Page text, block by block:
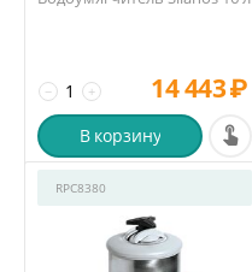
+
− 14 443₽
В корзину
RPC8380